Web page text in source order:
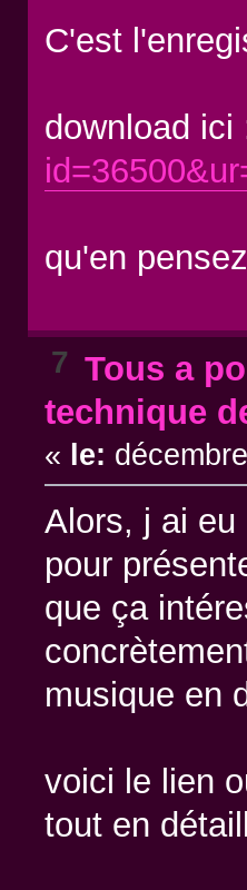
C'est
download ici
qu'en
7 Tous a
technique
« le:
Alors, j ai eu
pour
que ça
musique en
voici le lien
tout en